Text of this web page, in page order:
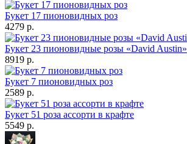
Букет 17 пионовидных роз
4279 р.
Букет 23 пионовидные розы «David Austin»
8919 р.
Букет 7 пионовидных роз
2589 р.
Букет 51 роза ассорти в крафте
5549 р.